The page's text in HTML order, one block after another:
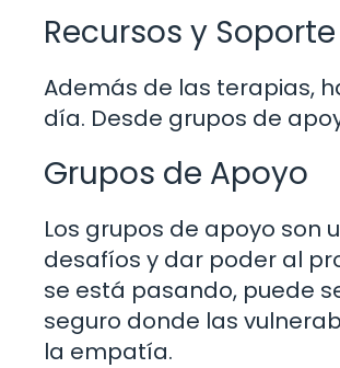
Recursos y Soporte
Además de las terapias,
día. Desde grupos de
Grupos de Apoyo
Los grupos de apoyo son
desafíos y dar poder al
se está pasando, puede
seguro donde las
la empatía.